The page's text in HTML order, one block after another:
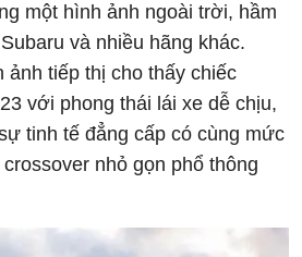
một hình ảnh ngoài trời, hầm
và nhiều hãng khác.
ảnh tiếp thị cho thấy chiếc
với phong thái lái xe dễ chịu,
tinh tế đẳng cấp có cùng mức
nhỏ gọn phổ thông